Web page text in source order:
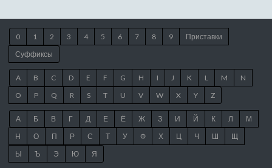
0 1 2 3 4 5 6 7 8 9
Приставки
Суффиксы
A B C D E F G H I J K L M
N
O
P Q R S T U V W X Y Z
А Б В Г Д Е Ё Ж З И Й К Л
М
Н
О П Р С Т У Ф Х Ц Ч Ш
Щ
Ы
Ъ Э Ю Я